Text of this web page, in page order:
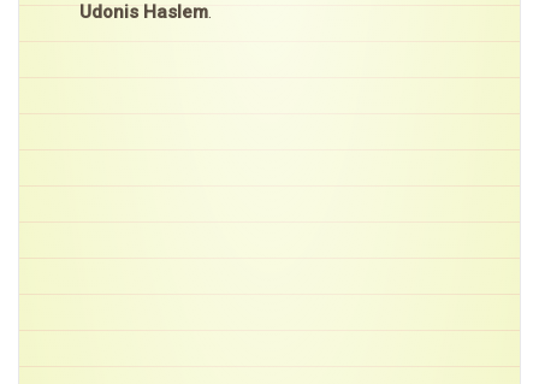
Udonis Haslem.